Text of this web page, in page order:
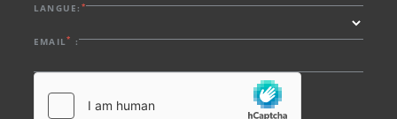
LANGUE: *
EMAIL* :